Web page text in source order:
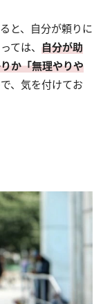
と、自分が頼りに
ては、 自分が助
か「無理やりや
、気を付けてお